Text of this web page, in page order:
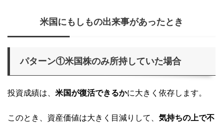
米国にもしもの出来事があったとき
パターン①米国株のみ所持していた場合
投資成績は、 米国が復活できるかに大きく依存します。
このとき、資産価値は大きく目減りして、 気持ちの上で不